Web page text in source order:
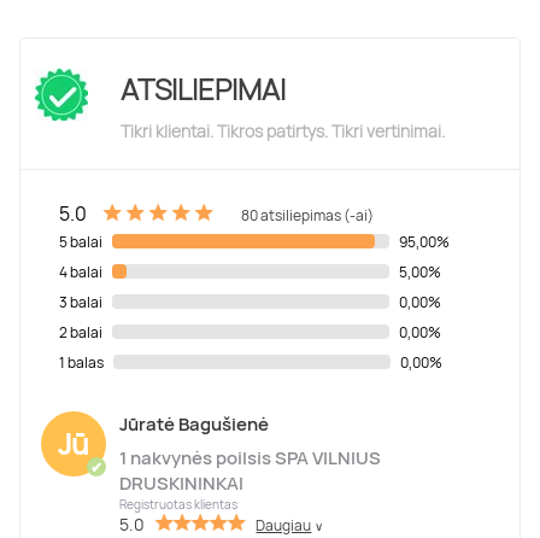
ATSILIEPIMAI
Tikri klientai. Tikros patirtys. Tikri vertinimai.
5.0
80 atsiliepimas (-ai)
5 balai
95,00%
4 balai
5,00%
3 balai
0,00%
2 balai
0,00%
1 balas
0,00%
Jū
✔
Jūratė Bagušienė
1 nakvynės poilsis SPA VILNIUS
DRUSKININKAI
Registruotas klientas
5.0 Daugiau ∨